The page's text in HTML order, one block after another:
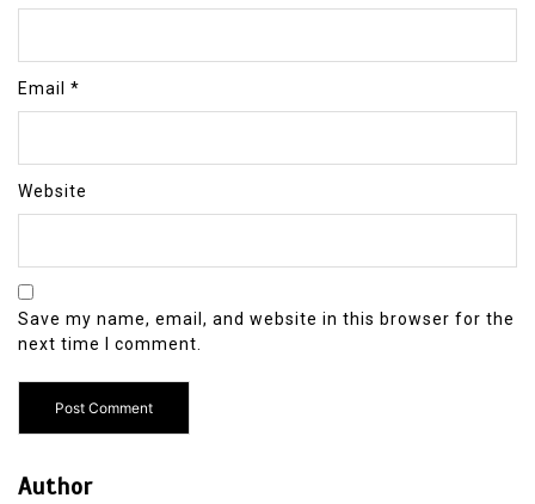
Email *
Website
Save my name, email, and website in this browser for the
next time I comment.
Author